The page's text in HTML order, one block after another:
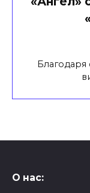
О нас: